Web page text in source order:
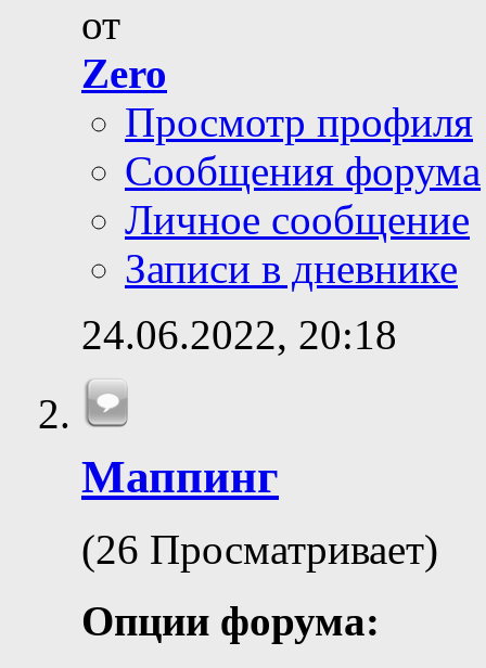
от
Zero
Просмотр профиля
Сообщения форума
Личное сообщение
Записи в дневнике
24.06.2022, 20:18
Маппинг
(26 Просматривает)
Опции форума: